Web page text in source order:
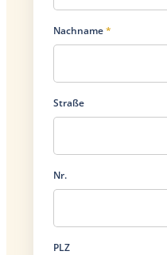
Nachname*
Straße
Nr.
PLZ